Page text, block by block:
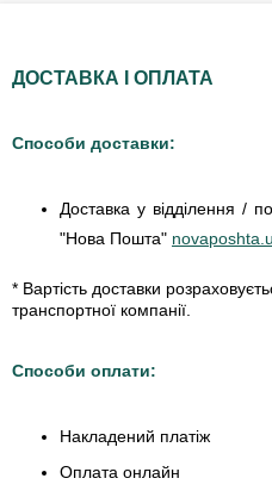
ДОСТАВКА І ОПЛАТА
Способи доставки:
Доставка у відділення /
"Нова Пошта"
* Вартість доставки
транспортної компанії.
Способи оплати:
Накладений платіж
Оплата онлайн